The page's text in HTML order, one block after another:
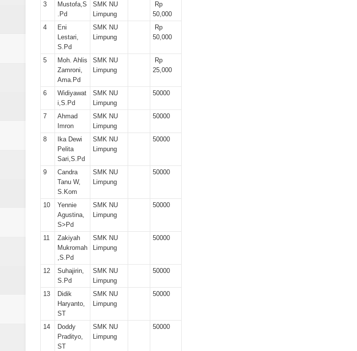
3
Mustofa,S
.Pd
SMK NU
Limpung
Rp
50,000
4
Eni
Lestari,
S.Pd
SMK NU
Limpung
Rp
50,000
5
Moh. Ahlis
Zamroni,
Ama.Pd
SMK NU
Limpung
Rp
25,000
6
Widiyawat
i,S.Pd
SMK NU
Limpung
50000
7
Ahmad
Imron
SMK NU
Limpung
50000
8
Ika Dewi
Pelita
Sari,S.Pd
SMK NU
Limpung
50000
9
Candra
Tanu W,
S.Kom
SMK NU
Limpung
50000
10
Yennie
Agustina,
S>Pd
SMK NU
Limpung
50000
11
Zakiyah
Mukromah
,S.Pd
SMK NU
Limpung
50000
12
Suhajirin,
S.Pd
SMK NU
Limpung
50000
13
Didik
Haryanto,
ST
SMK NU
Limpung
50000
14
Doddy
Pradityo,
ST
SMK NU
Limpung
50000